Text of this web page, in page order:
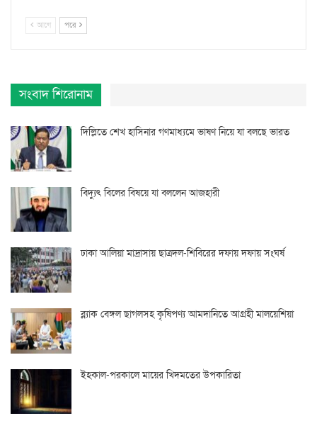
আগে পরে
সংবাদ শিরোনাম
দিল্লিতে শেখ হাসিনার গণমাধ্যমে ভাষণ নিয়ে যা বলছে ভারত
বিদ্যুৎ বিলের বিষয়ে যা বললেন আজহারী
ঢাকা আলিয়া মাদ্রাসায় ছাত্রদল-শিবিরের দফায় দফায় সংঘর্ষ
ব্ল্যাক বেঙ্গল ছাগলসহ কৃষিপণ্য আমদানিতে আগ্রহী মালয়েশিয়া
ইহকাল-পরকালে মায়ের খিদমতের উপকারিতা